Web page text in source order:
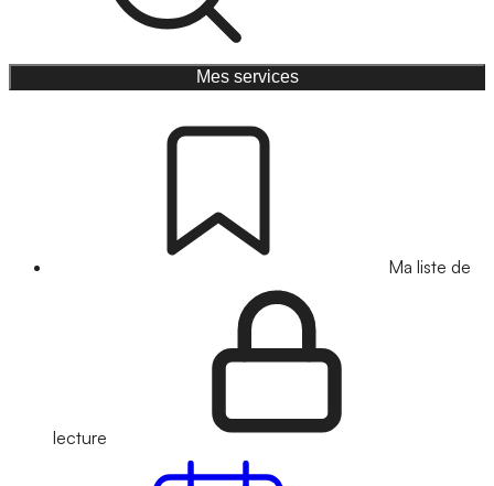
Mes services
Ma liste de
lecture